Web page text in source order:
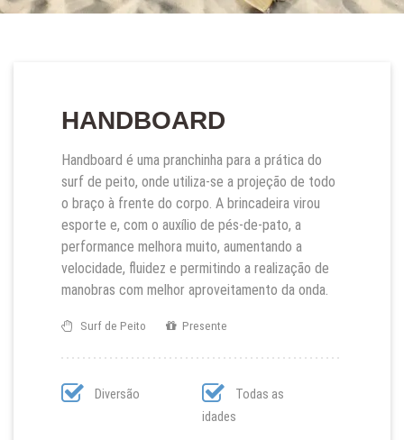
HANDBOARD
Handboard é uma pranchinha para a prática do
surf de peito, onde utiliza-se a projeção de todo
o braço à frente do corpo. A brincadeira virou
esporte e, com o auxílio de pés-de-pato, a
performance melhora muito, aumentando a
velocidade, fluidez e permitindo a realização de
manobras com melhor aproveitamento da onda.
Surf de Peito Presente
Diversão
Todas as
idades